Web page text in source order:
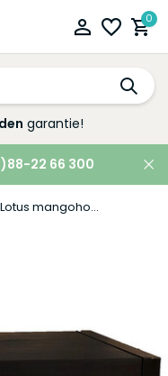
0
garantie!
22 66 300
mangoho...